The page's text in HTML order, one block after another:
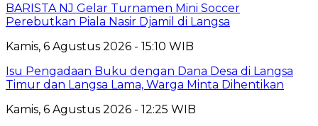
BARISTA NJ Gelar Turnamen Mini Soccer
Perebutkan Piala Nasir Djamil di Langsa
Kamis, 6 Agustus 2026 - 15:10 WIB
Isu Pengadaan Buku dengan Dana Desa di Langsa
Timur dan Langsa Lama, Warga Minta Dihentikan
Kamis, 6 Agustus 2026 - 12:25 WIB